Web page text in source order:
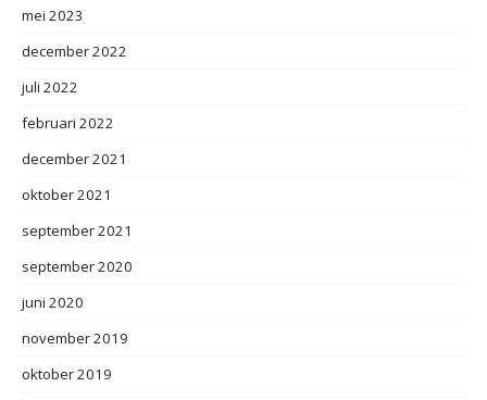
mei 2023
december 2022
juli 2022
februari 2022
december 2021
oktober 2021
september 2021
september 2020
juni 2020
november 2019
oktober 2019